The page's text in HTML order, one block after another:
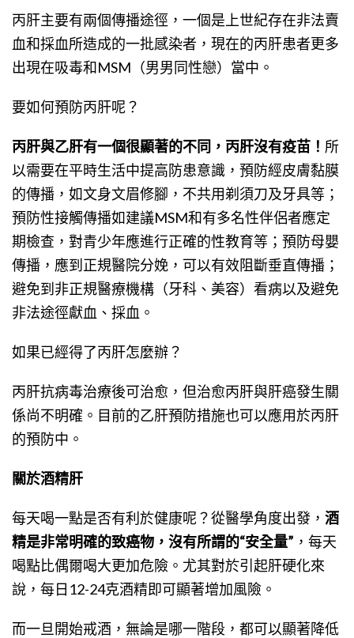
丙肝主要有兩個傳播途徑，一個是上世紀存在非法賣
血和採血所造成的一批感染者，現在的丙肝患者更多
出現在吸毒和MSM（男男同性戀）當中。
要如何預防丙肝呢？
丙肝與乙肝有一個很顯著的不同，丙肝沒有疫苗！ 所
以需要在平時生活中提高防患意識，預防經皮膚黏膜
的傳播，如文身文眉修腳，不共用剃須刀及牙具等；
預防性接觸傳播如建議MSM和有多名性伴侶者應定
期檢查，對青少年應進行正確的性教育等；預防母嬰
傳播，應到正規醫院分娩，可以有效阻斷垂直傳播；
避免到非正規醫療機構（牙科、美容）看病以及避免
非法途徑獻血、採血。
如果已經得了丙肝怎麼辦？
丙肝抗病毒治療後可治愈，但治愈丙肝與肝癌發生關
係尚不明確。目前的乙肝預防措施也可以應用於丙肝
的預防中。
關於酒精肝
每天喝一點是否有利於健康呢？從醫學角度出發， 酒
精是非常明確的致癌物，沒有所謂的“安全量” ，每天
喝點比偶爾喝大更加危險。尤其對於引起肝硬化來
說，每日12-24克酒精即可顯著增加風險。
而一旦開始戒酒，無論是哪一階段，都可以顯著降低